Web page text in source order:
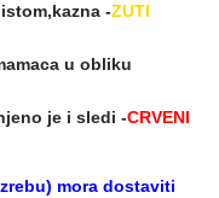
-ZUTI
u obliku
je i sledi -CRVENI
mora dostaviti